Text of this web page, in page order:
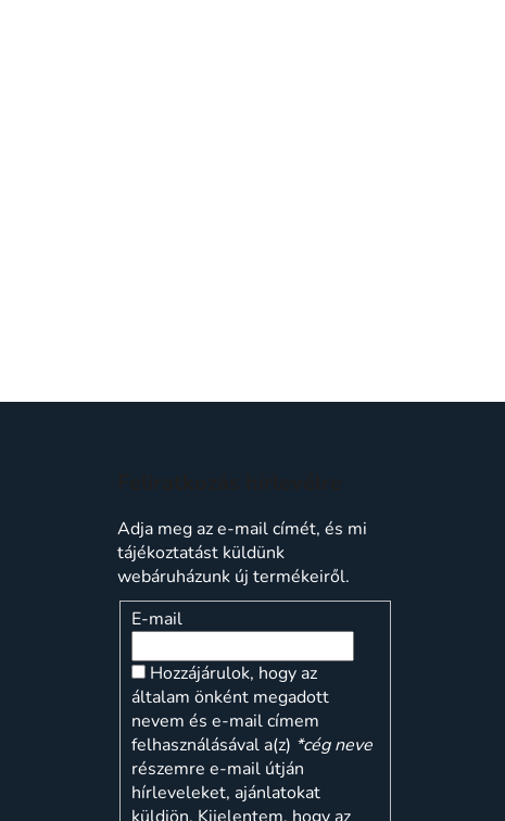
Adja meg az e-mail címét, és mi
tájékoztatást küldünk
webáruházunk új termékeiről.
E-mail
Hozzájárulok, hogy az
általam önként megadott
nevem és e-mail címem
felhasználásával a(z) *cég neve
részemre e-mail útján
hírleveleket, ajánlatokat